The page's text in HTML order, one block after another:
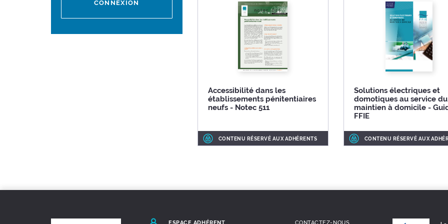
CONNEXION
Accessibilité dans les
établissements pénitentiaires
neufs - Notec 511
CONTENU RÉSERVÉ AUX ADHÉRENTS
Solutions électriques et
domotiques au service du
maintien à domicile -
FFIE
CONTENU RÉSERVÉ AUX